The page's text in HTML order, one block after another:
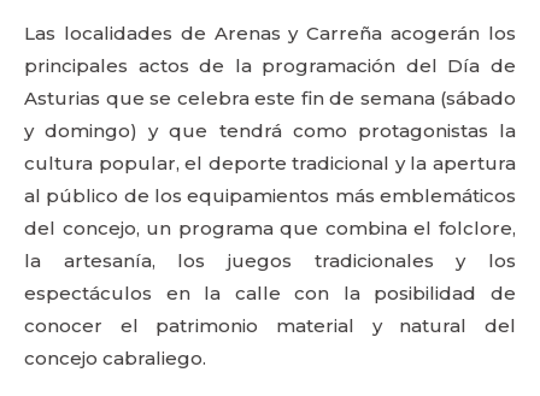
Las localidades de Arenas y Carreña acogerán los
principales actos de la programación del Día de
Asturias que se celebra este fin de semana (sábado
y domingo) y que tendrá como protagonistas la
cultura popular, el deporte tradicional y la apertura
al público de los equipamientos más emblemáticos
del concejo, un programa que combina el folclore,
la artesanía, los juegos tradicionales y los
espectáculos en la calle con la posibilidad de
conocer el patrimonio material y natural del
concejo cabraliego.